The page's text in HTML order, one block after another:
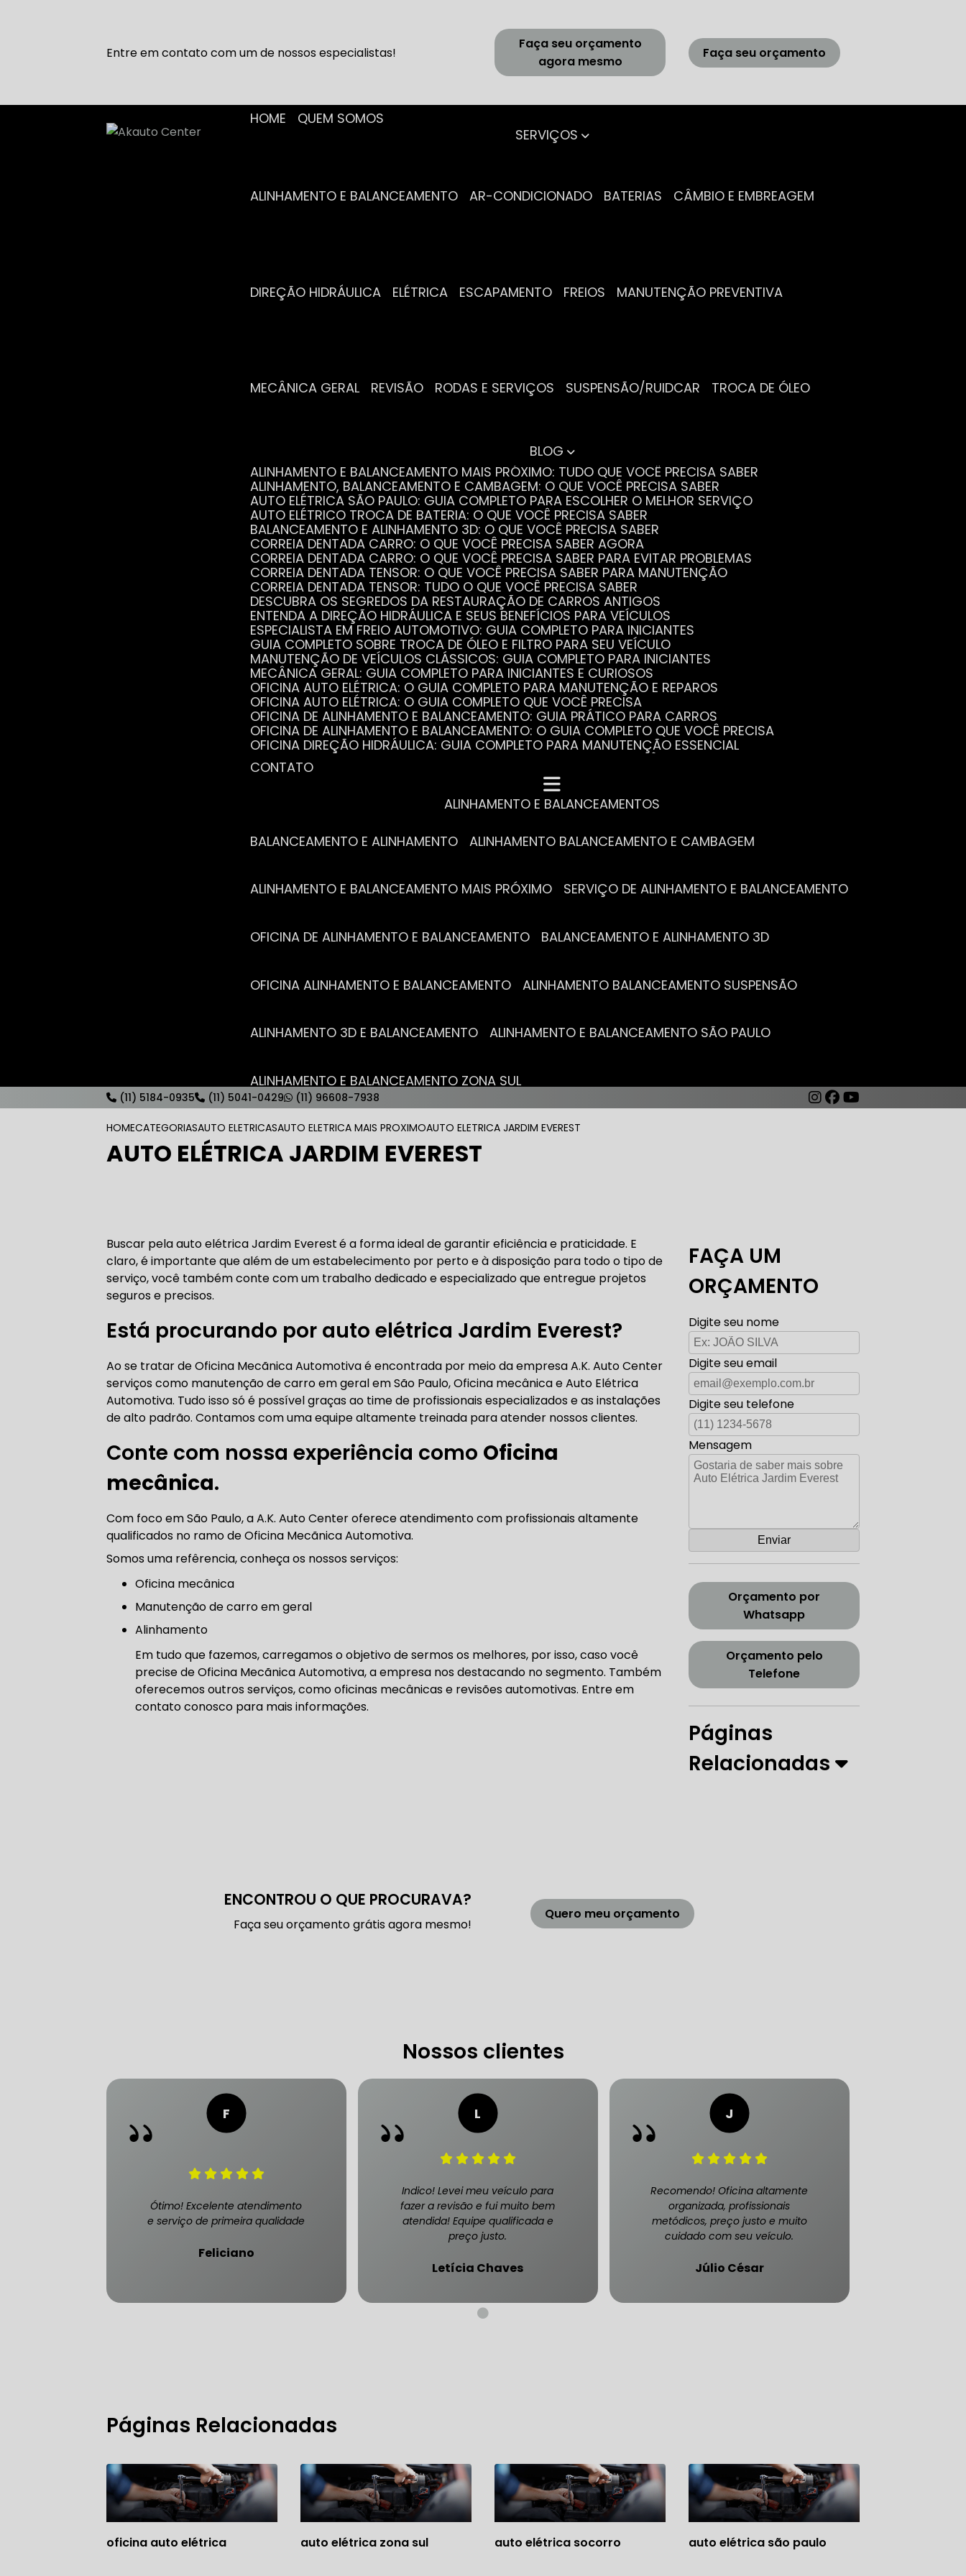
Entre em contato com um de nossos especialistas!
Faça seu orçamento
agora mesmo
Faça seu orçamento
HOME
QUEM SOMOS
SERVIÇOS
ALINHAMENTO E BALANCEAMENTO AR-CONDICIONADO BATERIAS CÂMBIO E EMBREAGEM
DIREÇÃO HIDRÁULICA ELÉTRICA ESCAPAMENTO FREIOS MANUTENÇÃO PREVENTIVA
MECÂNICA GERAL REVISÃO RODAS E SERVIÇOS SUSPENSÃO/RUIDCAR TROCA DE ÓLEO
BLOG
ALINHAMENTO E BALANCEAMENTO MAIS PRÓXIMO: TUDO QUE VOCÊ PRECISA SABER
ALINHAMENTO, BALANCEAMENTO E CAMBAGEM: O QUE VOCÊ PRECISA SABER
AUTO ELÉTRICA SÃO PAULO: GUIA COMPLETO PARA ESCOLHER O MELHOR SERVIÇO
AUTO ELÉTRICO TROCA DE BATERIA: O QUE VOCÊ PRECISA SABER
BALANCEAMENTO E ALINHAMENTO 3D: O QUE VOCÊ PRECISA SABER
CORREIA DENTADA CARRO: O QUE VOCÊ PRECISA SABER AGORA
CORREIA DENTADA CARRO: O QUE VOCÊ PRECISA SABER PARA EVITAR PROBLEMAS
CORREIA DENTADA TENSOR: O QUE VOCÊ PRECISA SABER PARA MANUTENÇÃO
CORREIA DENTADA TENSOR: TUDO O QUE VOCÊ PRECISA SABER
DESCUBRA OS SEGREDOS DA RESTAURAÇÃO DE CARROS ANTIGOS
ENTENDA A DIREÇÃO HIDRÁULICA E SEUS BENEFÍCIOS PARA VEÍCULOS
ESPECIALISTA EM FREIO AUTOMOTIVO: GUIA COMPLETO PARA INICIANTES
GUIA COMPLETO SOBRE TROCA DE ÓLEO E FILTRO PARA SEU VEÍCULO
MANUTENÇÃO DE VEÍCULOS CLÁSSICOS: GUIA COMPLETO PARA INICIANTES
MECÂNICA GERAL: GUIA COMPLETO PARA INICIANTES E CURIOSOS
OFICINA AUTO ELÉTRICA: O GUIA COMPLETO PARA MANUTENÇÃO E REPAROS
OFICINA AUTO ELÉTRICA: O GUIA COMPLETO QUE VOCÊ PRECISA
OFICINA DE ALINHAMENTO E BALANCEAMENTO: GUIA PRÁTICO PARA CARROS
OFICINA DE ALINHAMENTO E BALANCEAMENTO: O GUIA COMPLETO QUE VOCÊ PRECISA
OFICINA DIREÇÃO HIDRÁULICA: GUIA COMPLETO PARA MANUTENÇÃO ESSENCIAL
OFICINA MECÂNICA COMPLETA PARA BLINDADOS: TUDO QUE VOCÊ PRECISA SABER
POR QUE A REVISÃO AUTOMOTIVA É ESSENCIAL PARA O DESEMPENHO DO SEU CARRO
SERVIÇO DE ALINHAMENTO E BALANCEAMENTO: O QUE VOCÊ PRECISA SABER
VANTAGENS ESSENCIAIS DA TROCA DE ÓLEO PARA A SAÚDE DO SEU CARRO
CONTATO
ALINHAMENTO E BALANCEAMENTOS
BALANCEAMENTO E ALINHAMENTO ALINHAMENTO BALANCEAMENTO E CAMBAGEM
ALINHAMENTO E BALANCEAMENTO MAIS PRÓXIMO SERVIÇO DE ALINHAMENTO E BALANCEAMENTO
OFICINA DE ALINHAMENTO E BALANCEAMENTO BALANCEAMENTO E ALINHAMENTO 3D
OFICINA ALINHAMENTO E BALANCEAMENTO ALINHAMENTO BALANCEAMENTO SUSPENSÃO
ALINHAMENTO 3D E BALANCEAMENTO ALINHAMENTO E BALANCEAMENTO SÃO PAULO
ALINHAMENTO E BALANCEAMENTO ZONA SUL
AUTO ELÉTRICA MAIS PRÓXIMO AUTO ELÉTRICA AUTOMOTIVA
AUTO ELÉTRICO TROCA DE BATERIA OFICINA AUTO ELÉTRICA
AUTO ELÉTRICA PRÓXIMO DE MIM AUTO ELÉTRICA SÃO PAULO AUTO ELÉTRICA ZONA SUL
CORREIA DENTADA RANGE ROVER
TROCA DA CORREIA DENTADA DA LAND ROVER CORREIA DENTADA DISCOVERY
CORREIA DENTADA TENSOR
CORREIA DENTADA CARRO CORREIA DENTADA SÃO PAULO
MANUTENÇÃO DIREÇÃO HIDRÁULICA CONSERTO DIREÇÃO HIDRÁULICA
FREIOS AUTOMOTIVOS
ESPECIALISTA EM FREIO AUTOMOTIVO FREIO DE AUTOMÓVEL
FREIO ABS MANUTENÇÃO
FREIO DO CARRO ZONA SUL
MECÂNICO PARA CONSERTO DE CARRO BLINDADO
MECÂNICO PARA CARROS BLINDADOS DE LUXO
OFICINA QUE ATENDE CARRO BLINDADO
MECÂNICO PARA SUSPENSÃO DE CARRO BLINDADO
OFICINA MECÂNICA DE AUTOMÓVEIS BLINDADOS
(11) 5184-0935 (11) 5041-0429 (11) 96608-7938
HOMECATEGORIASAUTO ELETRICASAUTO ELETRICA MAIS PROXIMOAUTO ELETRICA JARDIM EVEREST
AUTO ELÉTRICA JARDIM EVEREST
Buscar pela auto elétrica Jardim Everesté a forma ideal de garantir eficiência e praticidade. E
claro, é importante que além de um estabelecimento por perto e à disposição para todo o tipo de
serviço, você também conte com um trabalho dedicado e especializado que entregue projetos
seguros e precisos.
Está procurando por auto elétrica Jardim Everest?
Ao se tratar de Oficina Mecãnica Automotiva é encontrada por meio da empresa A.K. Auto Center
serviços como manutenção de carro em geral em São Paulo, Oficina mecânica e Auto Elétrica
Automotiva. Tudo isso só é possível graças ao time de profissionais especializados e as instalações
de alto padrão. Contamos com uma equipe altamente treinada para atender nossos clientes.
Conte com nossa experiência como Oficina
mecânica.
Com foco em São Paulo, a A.K. Auto Center oferece atendimento com profissionais altamente
qualificados no ramo de Oficina Mecãnica Automotiva.
Somos uma refêrencia, conheça os nossos serviços:
Oficina mecânica
manutenção de carro em geral
Alinhamento
Em tudo que fazemos, carregamos o objetivo de sermos os melhores, por isso, caso você
precise de Oficina Mecãnica Automotiva, a empresa nos destacando no segmento. Também
oferecemos outros serviços, como oficinas mecânicas e revisões automotivas. Entre em
contato conosco para mais informações.
FAÇA UM
ORÇAMENTO
Digite seu nome
Digite seu email
Digite seu telefone
Mensagem
Orçamento por
Whatsapp
Orçamento pelo
Telefone
Páginas
Relacionadas
ENCONTROU O QUE PROCURAVA?
Faça seu orçamento grátis agora mesmo!
Quero meu orçamento
Nossos clientes
Ótimo! Excelente atendimento
e serviço de primeira qualidade
Feliciano
Indico! Levei meu veículo para
fazer a revisão e fui muito bem
atendida! Equipe qualificada e
preço justo.
Letícia Chaves
Recomendo! Oficina altamente
organizada, profissionais
metódicos, preço justo e muito
cuidado com seu veículo.
Júlio César
Páginas Relacionadas
oficina auto elétrica auto elétrica zona sul auto elétrica socorro auto elétrica são paulo